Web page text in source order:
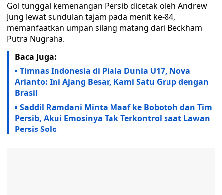
Gol tunggal kemenangan Persib dicetak oleh Andrew
Jung lewat sundulan tajam pada menit ke-84,
memanfaatkan umpan silang matang dari Beckham
Putra Nugraha.
Baca Juga:
Timnas Indonesia di Piala Dunia U17, Nova
Arianto: Ini Ajang Besar, Kami Satu Grup dengan
Brasil
Saddil Ramdani Minta Maaf ke Bobotoh dan Tim
Persib, Akui Emosinya Tak Terkontrol saat Lawan
Persis Solo